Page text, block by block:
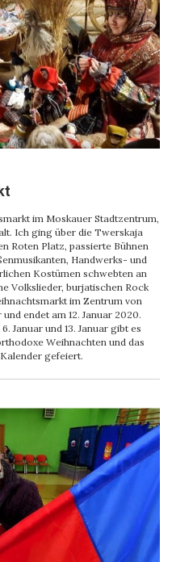
im Moskauer Stadtzentrum,
Ich ging über die Twerskaja
Roten Platz, passierte Bühnen
Handwerks- und
Kostümen schwebten an
Volkslieder, burjatischen Rock
im Zentrum von
endet am 12. Januar 2020.
Januar und 13. Januar gibt es
Weihnachten und das
gefeiert.